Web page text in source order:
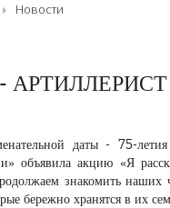
Новости
АРТИЛЛЕРИСТ
даты - 75-
объявила акцию «Я
знакомить наших
бережно хранятся в их